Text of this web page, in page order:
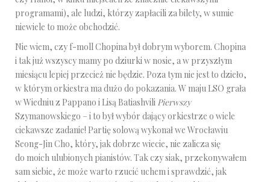
programami), ale ludzi, którzy zapłacili za bilety, w sumie
niewiele to może obchodzić.
Nie wiem, czy f-moll Chopina był dobrym wyborem. Chopina
i tak już wszyscy mamy po dziurki w nosie, a w przyszłym
miesiącu lepiej przecież nie będzie. Poza tym nie jest to dzieło,
w którym orkiestra ma dużo do pokazania. W maju LSO grała
w Wiedniu z Pappano i Lisą Batiashvili Pierwszy
Szymanowskiego – i to był wybór dający orkiestrze o wiele
ciekawsze zadanie! Partię solową wykonał we Wrocławiu
Seong-Jin Cho, który, jak dobrze wiecie, nie zalicza się
do moich ulubionych pianistów. Tak czy siak, przekonywałem
sam siebie, że może warto rzucić uchem i sprawdzić, jak